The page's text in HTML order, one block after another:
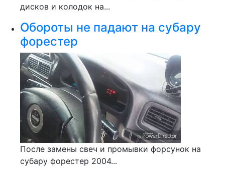
дисков и колодок на...
Обороты не падают на субару
форестер
После замены свеч и промывки форсунок на
субару форестер 2004...